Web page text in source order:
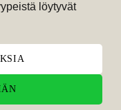
löytyvät